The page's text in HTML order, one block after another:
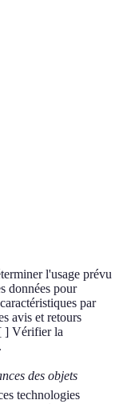
l'usage prévu
données pour
par
avis et retours
] Vérifier la
des objets
technologies